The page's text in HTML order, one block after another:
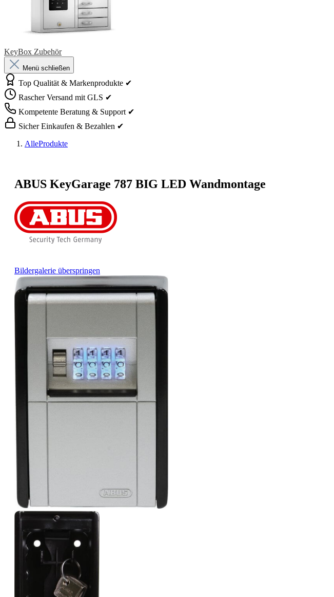
KeyBox Zubehör
Menü schließen
Top Qualität & Markenprodukte ✔
Rascher Versand mit GLS ✔
Kompetente Beratung & Support ✔
Sicher Einkaufen & Bezahlen ✔
AlleProdukte
ABUS KeyGarage 787 BIG LED Wandmontage
Bildergalerie überspringen